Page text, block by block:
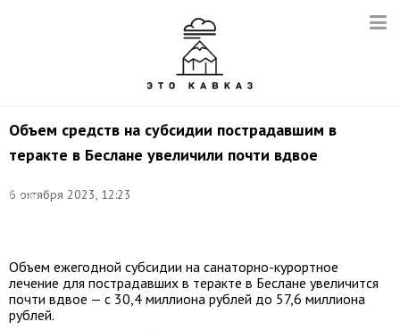
Объем средств на субсидии пострадавшим в
теракте в Беслане увеличили почти вдвое
6 октября 2023, 12:23
Елена
Объем ежегодной субсидии на санаторно-курортное
лечение для пострадавших в теракте в Беслане увеличится
почти вдвое — с 30,4 миллиона рублей до 57,6 миллиона
рублей.